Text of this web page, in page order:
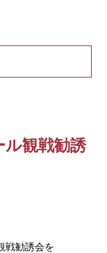
観戦勧誘
戦勧誘会を